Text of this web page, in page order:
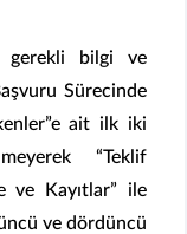
gerekli bilgi ve
Sürecinde
ait ilk iki
“Teklif
ve Kayıtlar” ile
ve dördüncü